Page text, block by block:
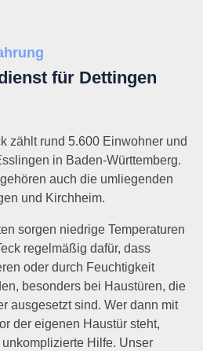
für Dettingen
zählt rund 5.600 Einwohner und
in Baden-Württemberg.
auch die umliegenden
und Kirchheim.
sorgen niedrige Temperaturen
regelmäßig dafür, dass
oder durch Feuchtigkeit
besonders bei Haustüren, die
ausgesetzt sind. Wer dann mit
der eigenen Haustür steht,
Hilfe. Unser